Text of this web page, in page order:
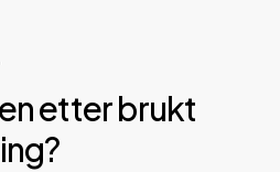
etter brukt